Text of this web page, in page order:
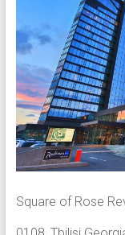
Square of Rose